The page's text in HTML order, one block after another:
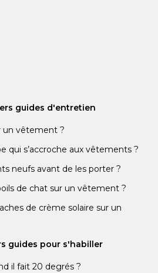
guides d'entretien
un vêtement ?
qui s’accroche aux vêtements ?
neufs avant de les porter ?
de chat sur un vêtement ?
de crème solaire sur un
guides pour s'habiller
il fait 20 degrés ?